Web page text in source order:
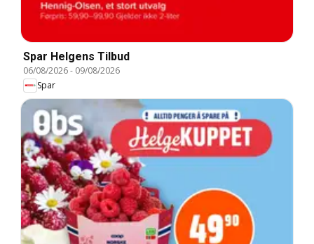
Spar Helgens Tilbud
06/08/2026- 09/08/2026
Spar